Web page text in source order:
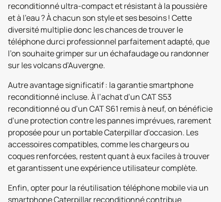
reconditionné ultra-compact et résistant à la poussière
et à l’eau ? À chacun son style et ses besoins ! Cette
diversité multiplie donc les chances de trouver le
téléphone durci professionnel parfaitement adapté, que
l’on souhaite grimper sur un échafaudage ou randonner
sur les volcans d’Auvergne.
Autre avantage significatif : la garantie smartphone
reconditionné incluse. À l’achat d’un CAT S53
reconditionné ou d’un CAT S61 remis à neuf, on bénéficie
d’une protection contre les pannes imprévues, rarement
proposée pour un portable Caterpillar d’occasion. Les
accessoires compatibles, comme les chargeurs ou
coques renforcées, restent quant à eux faciles à trouver
et garantissent une expérience utilisateur complète.
Enfin, opter pour la réutilisation téléphone mobile via un
smartphone Caterpillar reconditionné contribue